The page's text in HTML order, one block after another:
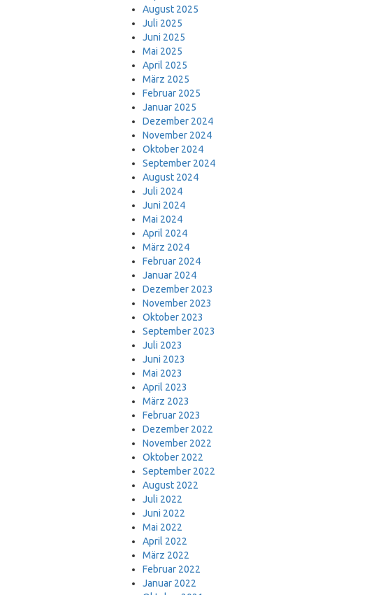
August 2025
Juli 2025
Juni 2025
Mai 2025
April 2025
März 2025
Februar 2025
Januar 2025
Dezember 2024
November 2024
Oktober 2024
September 2024
August 2024
Juli 2024
Juni 2024
Mai 2024
April 2024
März 2024
Februar 2024
Januar 2024
Dezember 2023
November 2023
Oktober 2023
September 2023
Juli 2023
Juni 2023
Mai 2023
April 2023
März 2023
Februar 2023
Dezember 2022
November 2022
Oktober 2022
September 2022
August 2022
Juli 2022
Juni 2022
Mai 2022
April 2022
März 2022
Februar 2022
Januar 2022